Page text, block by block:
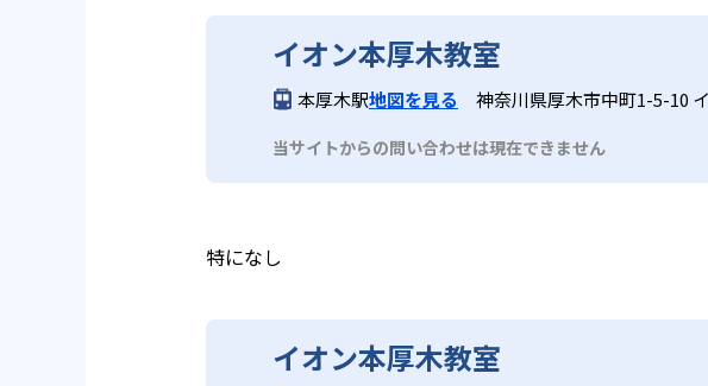
遊びながら知識をみにつけるパズルなどのオリジナ
1クラス最大6名の定員制のため、人気の教室では希
EQWEL（イクウェル）チャイルドアカデミーは合格
イオン本厚木教室
本厚木駅地図を見る 神奈川県厚木市中町1-5-10
当サイトからの問い合わせは現在できません
特になし
イオン本厚木教室